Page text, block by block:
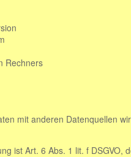
Rechners
mit anderen Datenquellen
ist Art. 6 Abs. 1 lit. f